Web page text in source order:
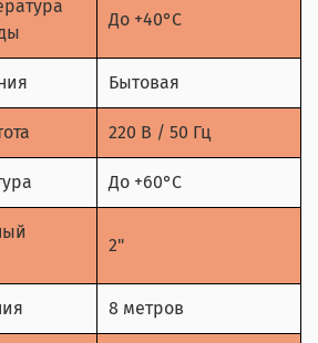
До +40°С
Бытовая
220 В / 50 Гц
До +60°С
2"
8 метров